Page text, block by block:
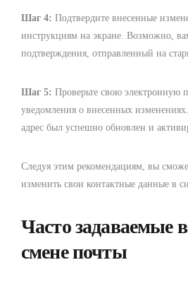
Шаг 4: Подтвердите внесенные
инструкциям на экране. Возможно,
подтверждения, отправленный на
Шаг 5: Проверьте свою электронную
уведомления о внесенных
адрес был успешно обновлен и
Следуя этим рекомендациям, вы
изменить свои контактные данные в
Часто задаваемые
смене почты